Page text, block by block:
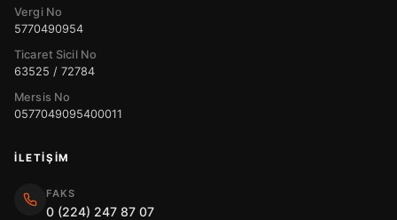
Vergi No
5770490954
Ticaret Sicil No
63525 / 72784
Mersis No
0577049095400011
İLETIŞIM
FAKS
0 (224) 247 87 07